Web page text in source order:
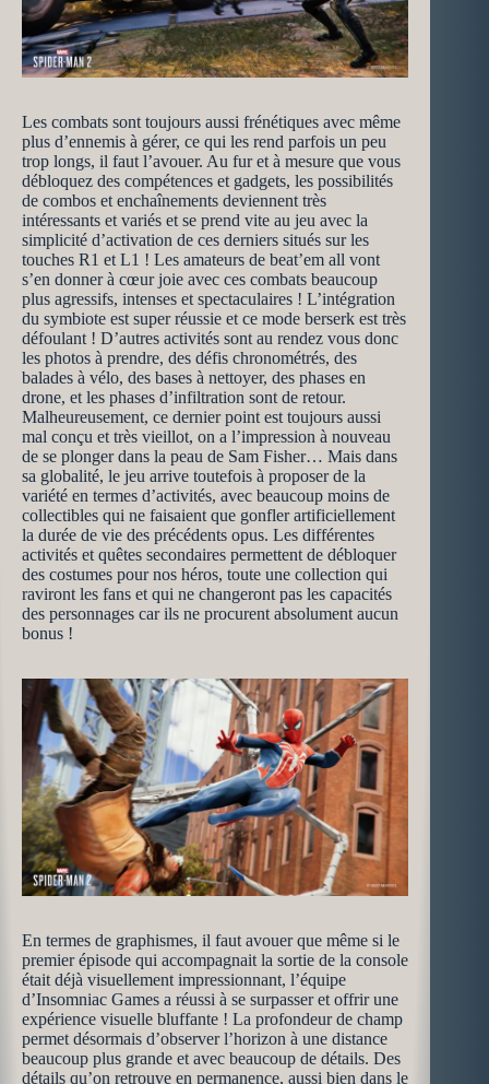
Les combats sont toujours aussi frénétiques avec même
plus d’ennemis à gérer, ce qui les rend parfois un peu
trop longs, il faut l’avouer. Au fur et à mesure que vous
débloquez des compétences et gadgets, les possibilités
de combos et enchaînements deviennent très
intéressants et variés et se prend vite au jeu avec la
simplicité d’activation de ces derniers situés sur les
touches R1 et L1 ! Les amateurs de beat’em all vont
s’en donner à cœur joie avec ces combats beaucoup
plus agressifs, intenses et spectaculaires ! L’intégration
du symbiote est super réussie et ce mode berserk est très
défoulant ! D’autres activités sont au rendez vous donc
les photos à prendre, des défis chronométrés, des
balades à vélo, des bases à nettoyer, des phases en
drone, et les phases d’infiltration sont de retour.
Malheureusement, ce dernier point est toujours aussi
mal conçu et très vieillot, on a l’impression à nouveau
de se plonger dans la peau de Sam Fisher… Mais dans
sa globalité, le jeu arrive toutefois à proposer de la
variété en termes d’activités, avec beaucoup moins de
collectibles qui ne faisaient que gonfler artificiellement
la durée de vie des précédents opus. Les différentes
activités et quêtes secondaires permettent de débloquer
des costumes pour nos héros, toute une collection qui
raviront les fans et qui ne changeront pas les capacités
des personnages car ils ne procurent absolument aucun
bonus !
En termes de graphismes, il faut avouer que même si le
premier épisode qui accompagnait la sortie de la console
était déjà visuellement impressionnant, l’équipe
d’Insomniac Games a réussi à se surpasser et offrir une
expérience visuelle bluffante ! La profondeur de champ
permet désormais d’observer l’horizon à une distance
beaucoup plus grande et avec beaucoup de détails. Des
détails qu’on retrouve en permanence, aussi bien dans le